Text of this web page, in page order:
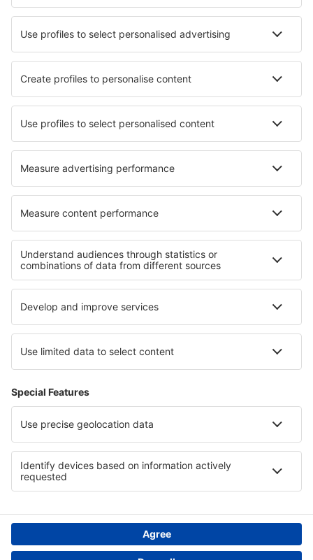
Cazare în Tellin Cazare în Manhay Cazare în Ohey
Cele mai bune locuri de cazare - orașe
Cazare în Herbitzheim Cazare în Gersfeld
Cazare în Utzenstorf Cazare în Ligny-en-Cambrésis
Cazare în Westonbirt Cazare în Esposende
Cele mai bune locuri de cazare - regiuni
Cazare in Flandra Cazare în Belgia
Cazare în Hochkoenig Cazare in Hont
Cazare în Valea Morții Cazare in Roztocze